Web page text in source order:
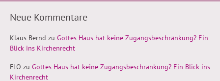
Neue Kommentare
Klaus Bernd zu Gottes Haus hat keine Zugangsbeschränkung? Ein
Blick ins Kirchenrecht
FLO zu Gottes Haus hat keine Zugangsbeschränkung? Ein Blick ins
Kirchenrecht